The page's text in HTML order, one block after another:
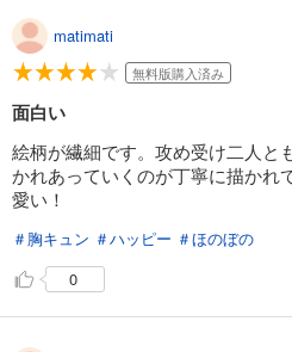
matimati
無料版購入済み
面白い
絵柄が繊細です。攻め受け二人と
かれあっていくのが丁寧に描かれ
愛い！
＃胸キュン ＃ハッピー ＃ほのぼの
0